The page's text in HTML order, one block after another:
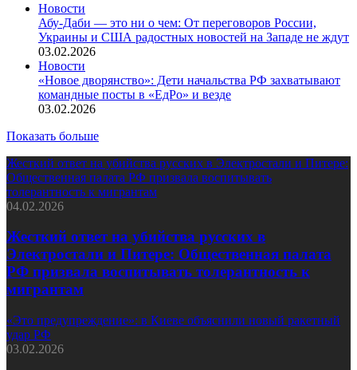
Новости
Абу-Даби — это ни о чем: От переговоров России,
Украины и США радостных новостей на Западе не ждут
03.02.2026
Новости
«Новое дворянство»: Дети начальства РФ захватывают
командные посты в «ЕдРо» и везде
03.02.2026
Показать больше
Жесткий ответ на убийства русских в Электростали и Питере:
Общественная палата РФ призвала воспитывать
толерантность к мигрантам
04.02.2026
Жесткий ответ на убийства русских в
Электростали и Питере: Общественная палата
РФ призвала воспитывать толерантность к
мигрантам
«Это предупреждение»: в Киеве объяснили новый ракетный
удар РФ
03.02.2026